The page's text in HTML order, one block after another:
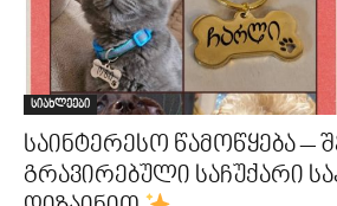
სიახლეები
საინტერესო წამოწყება –
გრავირებული საჩუქარი